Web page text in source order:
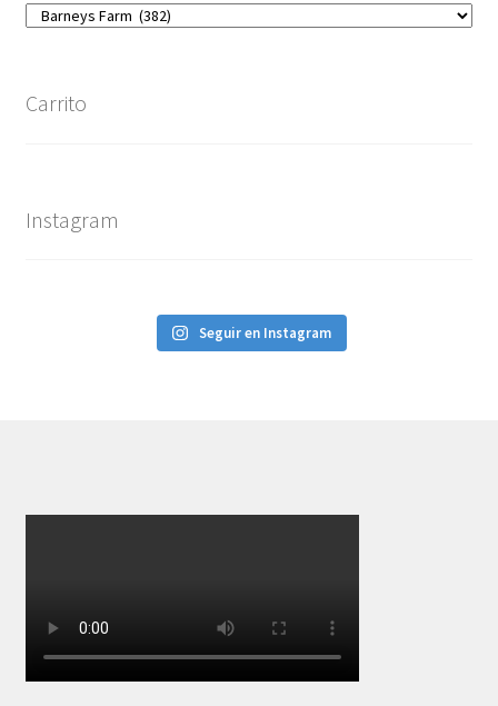
Carrito
Instagram
Seguir en Instagram